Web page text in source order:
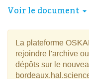
Voir le document
La plateforme
rejoindre l'archive
dépôts sur le